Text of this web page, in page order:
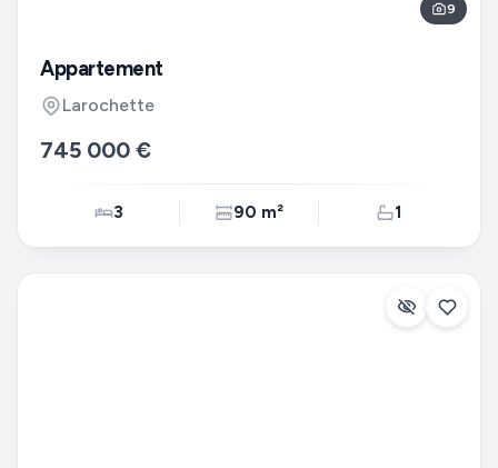
9
Appartement
Larochette
745 000 €
3 90 m² 1